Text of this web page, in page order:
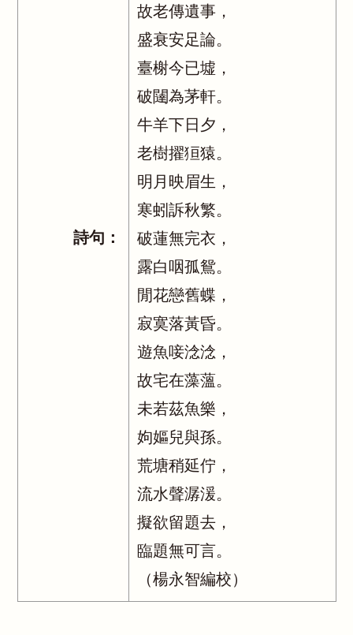
詩句：
故老傳遺事，
盛衰安足論。
臺榭今已墟，
破闥為茅軒。
牛羊下日夕，
老樹擢狟猿。
明月映眉生，
寒蚓訴秋繁。
破蓮無完衣，
露白咽孤鴛。
閒花戀舊蝶，
寂寞落黃昏。
遊魚唼淰淰，
故宅在藻薀。
未若茲魚樂，
姁嫗兒與孫。
荒塘稍延佇，
流水聲潺湲。
擬欲留題去，
臨題無可言。
（楊永智編校）